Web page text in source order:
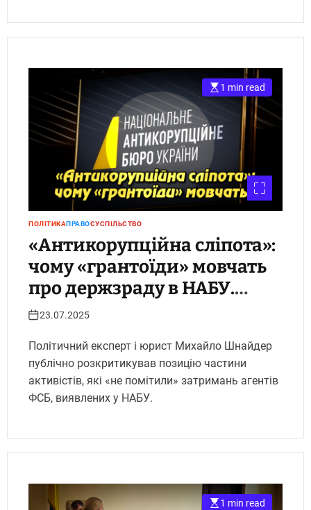
1 min read
ПОЛІТИКАПРАВОСУСПІЛЬСТВО
«Антикорупційна сліпота»:
чому «грантоїди» мовчать
про держзраду в НАБУ.
Укрінфопрес.
23.07.2025
Політичний експерт і юрист Михайло Шнайдер
публічно розкритикував позицію частини
активістів, які «не помітили» затримань агентів
ФСБ, виявлених у НАБУ.
1 min read